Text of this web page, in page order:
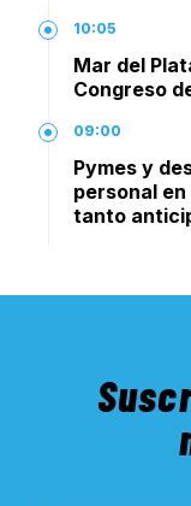
10:05
Mar del
Congreso
09:00
Pymes y
personal
tanto